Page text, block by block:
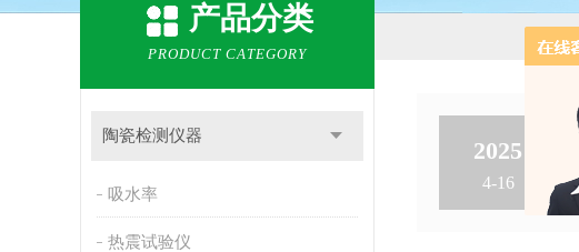
产品分类
PRODUCT CATEGORY
陶瓷检测仪器
吸水率
热震试验仪
2025
4-16